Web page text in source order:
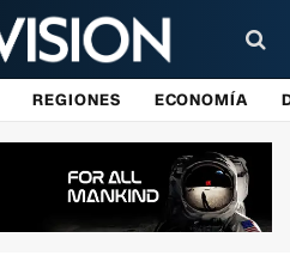
REGIONES ECONOMÍA